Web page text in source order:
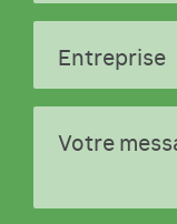
Entreprise
Votre